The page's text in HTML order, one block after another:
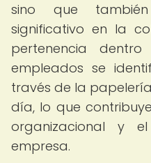
sino que
significativo en la
pertenencia
empleados se
través de la
día, lo que
organizacional y
empresa.